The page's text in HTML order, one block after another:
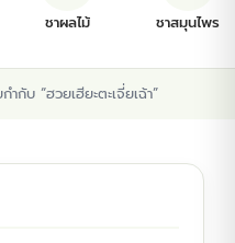
ชาผลไม้ ชาสมุนไพร
ำกับ “ฮวยเฮียะตะเจี่ยเฉ้า”